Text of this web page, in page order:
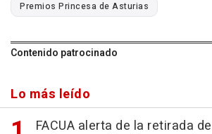
Premios Princesa de Asturias
Contenido patrocinado
Lo más leído
FACUA alerta de la retirada